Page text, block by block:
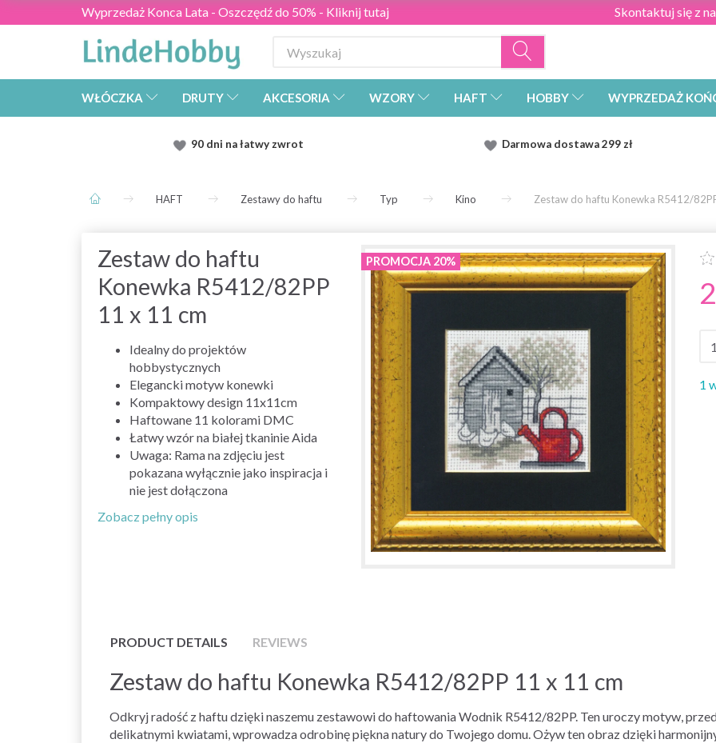
Wyprzedaż Konca Lata - Oszczędź do 50% - Kliknij tutaj Skontaktuj się z
WŁÓCZKA DRUTY AKCESORIA WZORY HAFT HOBBY WYPRZEDAŻ
90 dni na łatwy zwrot Darmowa dostawa299 zł
HAFT Zestawy do haftu Typ Kino Zestaw do haftu Konewka R5412/
Zestaw do haftu
Konewka R5412/82PP
11 x 11 cm
Idealny do projektów
hobbystycznych
Elegancki motyw konewki
Kompaktowy design 11x11cm
Haftowane 11 kolorami DMC
Łatwy wzór na białej tkaninie Aida
Uwaga: Rama na zdjęciu jest
pokazana wyłącznie jako inspiracja i
nie jest dołączona
Zobacz pełny opis
PROMOCJA 20%
1
PRODUCT DETAILS REVIEWS
Zestaw do haftu Konewka R5412/82PP 11 x 11 cm
Odkryj radość z haftu dzięki naszemu zestawowi do haftowania Wodnik R5412/82PP. Ten uroczy motyw,
delikatnymi kwiatami, wprowadza odrobinę piękna natury do Twojego domu. Ożyw ten obraz dzięki